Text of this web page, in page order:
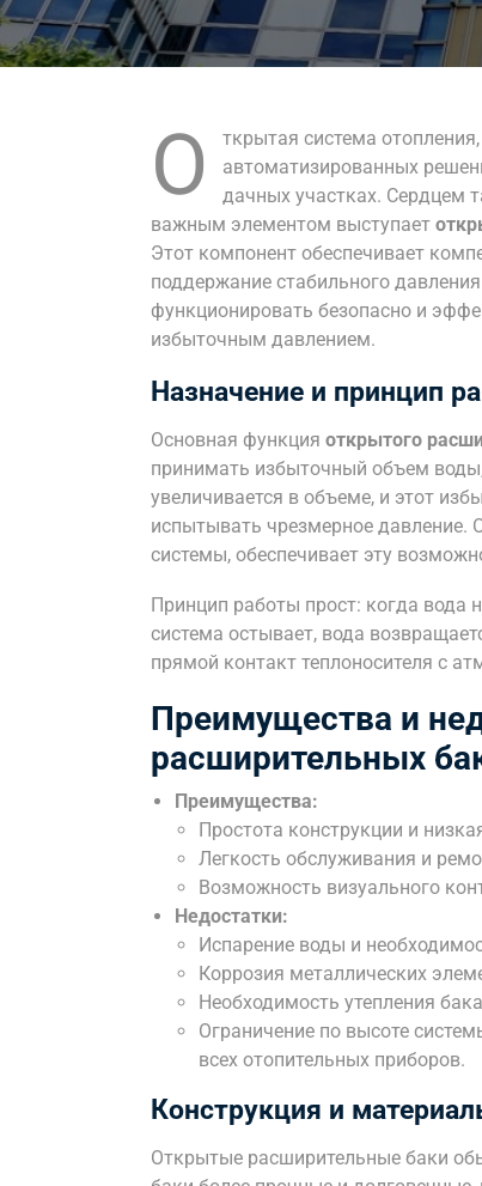
О
ткрытая система
автоматизированных
дачных участках. Сердцем
важным элементом выступает
Этот компонент обеспечивает
поддержание стабильного
функционировать безопасно и
избыточным давлением.
Назначение и принцип
Основная функция открытого
принимать избыточный объем
увеличивается в объеме, и этот
испытывать чрезмерное давление.
системы, обеспечивает эту
Принцип работы прост: когда вода
система остывает, вода
прямой контакт теплоносителя с
Преимущества и
расширительных
Преимущества:
Простота конструкции и
Легкость обслуживания и
Возможность визуального
Недостатки:
Испарение воды и
Коррозия металлических
Необходимость утепления
Ограничение по высоте
всех отопительных приборов.
Конструкция и
Открытые расширительные баки